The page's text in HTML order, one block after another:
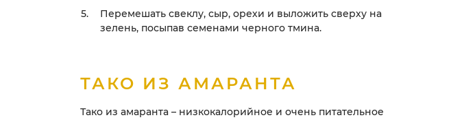
Перемешать свеклу, сыр, орехи и выложить сверху на
зелень, посыпав семенами черного тмина.
ТАКО ИЗ АМАРАНТА
Тако из амаранта – низкокалорийное и очень питательное